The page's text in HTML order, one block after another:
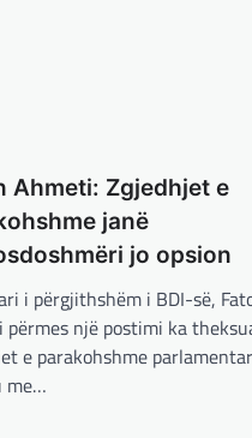
Ahmeti: Zgjedhjet e
janë
jo opsion
i përgjithshëm i BDI-së,
përmes një postimi ka
e parakohshme
me…